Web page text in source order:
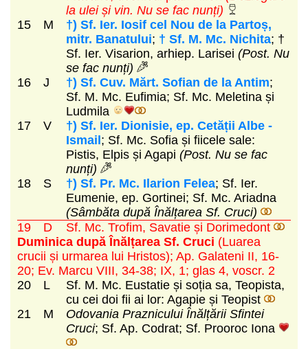
la ulei și vin. Nu se fac nunți)
15
M
†) Sf. Ier. Iosif cel Nou de la Partoș,
mitr. Banatului; † Sf. M. Mc. Nichita; †
Sf. Ier. Visarion, arhiep. Larisei (Post. Nu
se fac nunți)
16
J †) Sf. Cuv. Mărt. Sofian de la Antim;
Sf. M. Mc. Eufimia; Sf. Mc. Meletina și
Ludmila
17
V
†) Sf. Ier. Dionisie, ep. Cetății Albe -
Ismail; Sf. Mc. Sofia și fiicele sale:
Pistis, Elpis și Agapi (Post. Nu se fac
nunți)
18
S †) Sf. Pr. Mc. Ilarion Felea; Sf. Ier.
Eumenie, ep. Gortinei; Sf. Mc. Ariadna
(Sâmbăta după Înălțarea Sf. Cruci)
19
D
Sf. Mc. Trofim, Savatie și Dorimedont
Duminica după Înălțarea Sf. Cruci (Luarea
crucii și urmarea lui Hristos); Ap. Galateni II, 16-
20; Ev. Marcu VIII, 34-38; IX, 1; glas 4, voscr. 2
20
L
Sf. M. Mc. Eustatie și soția sa, Teopista,
cu cei doi fii ai lor: Agapie și Teopist
21
M
Odovania Praznicului Înălțării Sfintei
Cruci; Sf. Ap. Codrat; Sf. Prooroc Iona